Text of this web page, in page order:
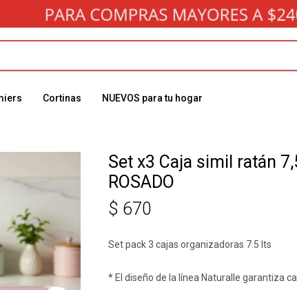
Cortinas NUEVOS para tu hogar
Set x3 Caja simil ratán
ROSADO
$ 670
Set pack 3 cajas organizadoras 7.5 lts
* El diseño de la línea Naturalle garantiza